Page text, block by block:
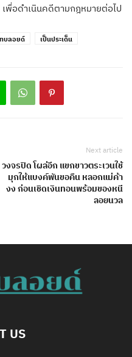
พื่อดำเนินคดีตามกฎหมายต่อไป
บลอยด์ เป็นประเด็น
Next article
วงจรปิด โผล่อีก แขกขาวตระเวนใช้
มุกให้แบงค์พันขอคืน หลอกแม่ค้า
งง ก่อนเชิดเงินทอนพร้อมของหนี
ลอยนวล
US